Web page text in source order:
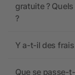
gratuite ?
?
Y a-t-il des
Que se passe-